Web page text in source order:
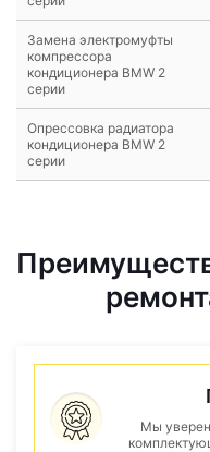
Замена электромуфты
компрессора
кондиционера BMW 2
серии
Опрессовка радиатора
кондиционера BMW 2
серии
Мы